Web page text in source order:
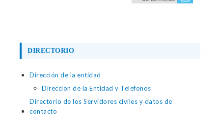
DIRECTORIO
Dirección de la entidad
Direccion de la Entidad y Telefonos
Directorio de los Servidores civiles y datos de
contacto